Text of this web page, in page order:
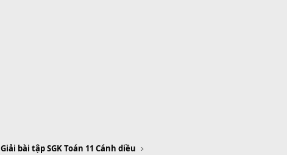
Giải bài tập SGK Toán 11 Cánh diều